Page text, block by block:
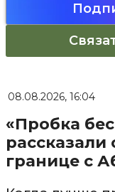
08.08.2026, 16:04
«Пробка
рассказали
границе с